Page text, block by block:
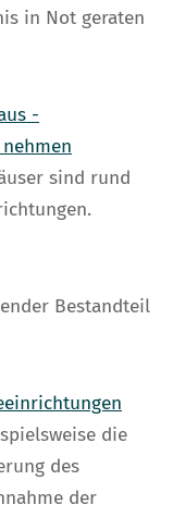
in Not geraten
-
sind rund
Bestandteil
die
des
der